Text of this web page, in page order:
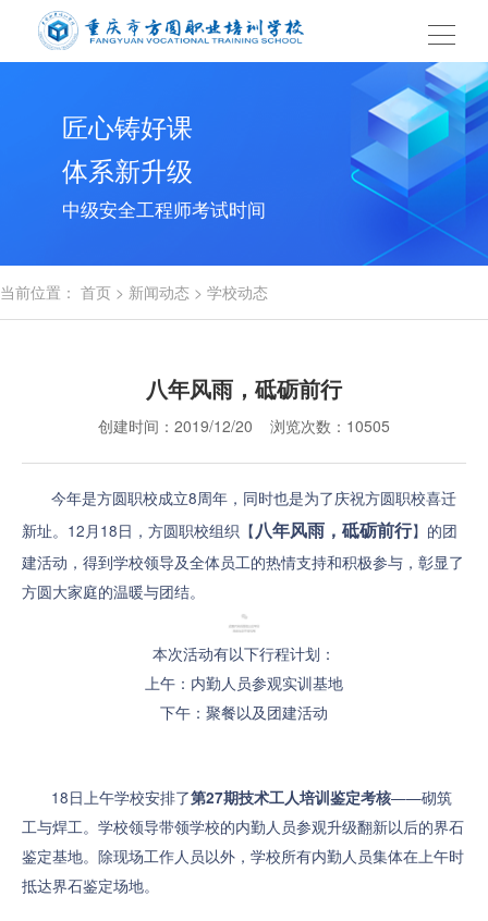
匠心铸好课
体系新升级
中级安全工程师考试时间
当前位置： 首页 > 新闻动态 > 学校动态
八年风雨，砥砺前行
创建时间：2019/12/20 浏览次数：10505
今年是方圆职校成立8周年，同时也是为了庆祝方圆职校喜迁
新址。12月18日，方圆职校组织【 八年风雨，砥砺前行】的团
建活动，得到学校领导及全体员工的热情支持和积极参与，彰显了
方圆大家庭的温暖与团结。
本次活动有以下行程计划：
上午：内勤人员参观实训基地
下午：聚餐以及团建活动
18日上午学校安排了第27期技术工人培训鉴定考核——砌筑
工与焊工。 学校领导带领学校的内勤人员参观升级翻新以后的界石
鉴定基地。 除现场工作人员以外，学校所有内勤人员集体在上午时
抵达界石鉴定场地。